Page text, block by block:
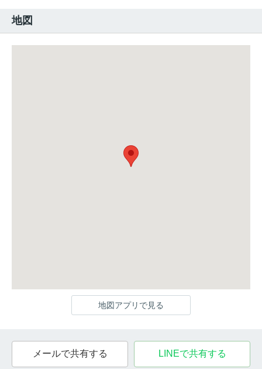
地図
地図アプリで見る
メールで共有する LINEで共有する